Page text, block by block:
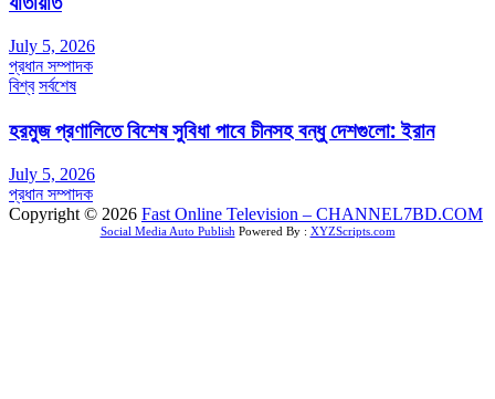
July 5, 2026
প্রধান সম্পাদক
বিশ্ব সর্বশেষ
হরমুজ প্রণালিতে বিশেষ সুবিধা পাবে চীনসহ বন্ধু দেশগুলো: ইরান
July 5, 2026
প্রধান সম্পাদক
Copyright © 2026 Fast Online Television – CHANNEL7BD.COM
Social Media Auto Publish Powered By : XYZScripts.com